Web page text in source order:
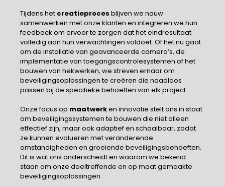
Tijdens het creatieproces blijven we nauw
samenwerken met onze klanten en integreren we hun
feedback om ervoor te zorgen dat het eindresultaat
volledig aan hun verwachtingen voldoet. Of het nu gaat
om de installatie van geavanceerde camera’s, de
implementatie van toegangscontrolesystemen of het
bouwen van hekwerken, we streven ernaar om
beveiligingsoplossingen te creëren die naadloos
passen bij de specifieke behoeften van elk project.
Onze focus op maatwerken innovatie stelt ons in staat
om beveiligingssystemen te bouwen die niet alleen
effectief zijn, maar ook adaptief en schaalbaar, zodat
ze kunnen evolueren met veranderende
omstandigheden en groeiende beveiligingsbehoeften.
Dit is wat ons onderscheidt en waarom we bekend
staan om onze doeltreffende en op maat gemaakte
beveiligingsoplossingen